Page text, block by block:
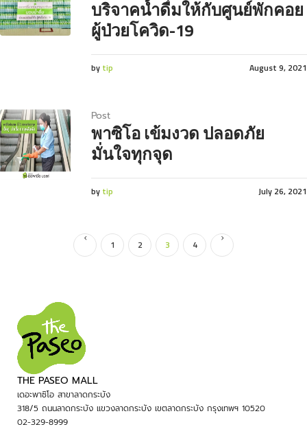
บริจาคน้ำดื่มให้กับศูนย์พักคอย
ผู้ป่วยโควิด-19
August 9, 2021
by tip
Post
พาซิโอ เข้มงวด ปลอดภัย
มั่นใจทุกจุด
July 26, 2021
by tip
1 2 3 4
THE PASEO MALL
เดอะพาซิโอ สาขาลาดกระบัง
318/5 ถนนลาดกระบัง แขวงลาดกระบัง เขตลาดกระบัง กรุงเทพฯ 10520
02-329-8999